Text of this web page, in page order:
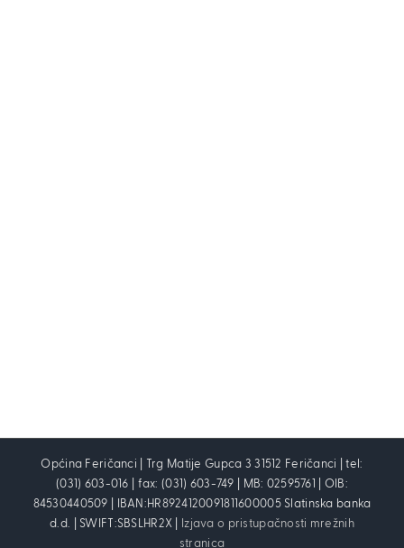
Općina Feričanci | Trg Matije Gupca 3 31512 Feričanci | tel:
(031) 603-016 | fax: (031) 603-749 | MB: 02595761 | OIB:
84530440509 | IBAN:HR8924120091811600005 Slatinska banka
d.d. | SWIFT:SBSLHR2X |
Izjava o pristupačnosti mrežnih
stranica